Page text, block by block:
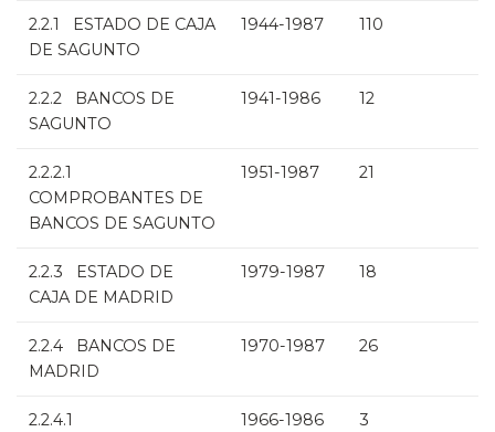
2.2.1 ESTADO DE CAJA
DE SAGUNTO
1944-1987 110
2.2.2 BANCOS DE
SAGUNTO
1941-1986 12
2.2.2.1
COMPROBANTES DE
BANCOS DE SAGUNTO
1951-1987 21
2.2.3 ESTADO DE
CAJA DE MADRID
1979-1987 18
2.2.4 BANCOS DE
MADRID
1970-1987 26
2.2.4.1
1966-1986 3